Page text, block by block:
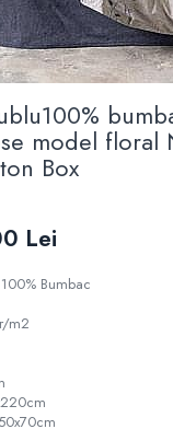
model floral
Box
Lei
Bumbac
m2